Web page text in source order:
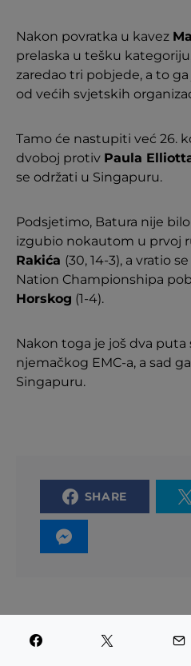
Nakon povratka u kavez
prelaska u tešku
zaredao tri pobjede, a to
od većih svjetskih
Tamo će nastupiti već 26.
dvoboj protiv Paula
se održati u Singapuru.
Podsjetimo, Batura nije
izgubio nokautom u prvoj
Rakića (30, 14-3), a vratio
Nation Championshipa
Horskog (1-4).
Nakon toga je još dva
njemačkog EMC-a, a sad
Singapuru.
SHARE